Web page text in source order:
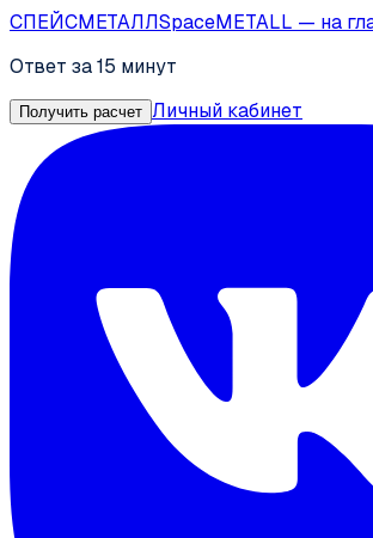
СПЕЙСМЕТАЛЛSpaceMETALL — на
Ответ за 15 минут
Получить расчет Личный кабинет